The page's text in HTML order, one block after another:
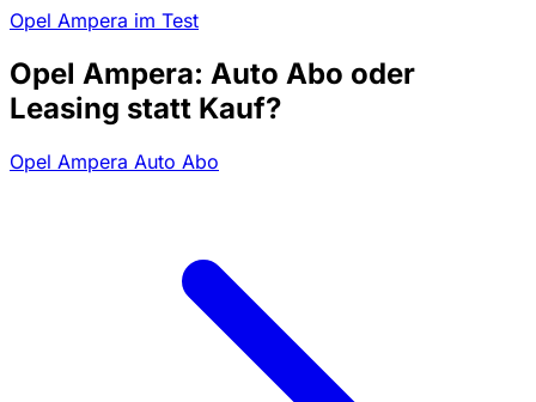
Opel Ampera im Test
Opel Ampera: Auto Abo oder
Leasing statt Kauf?
Opel Ampera Auto Abo